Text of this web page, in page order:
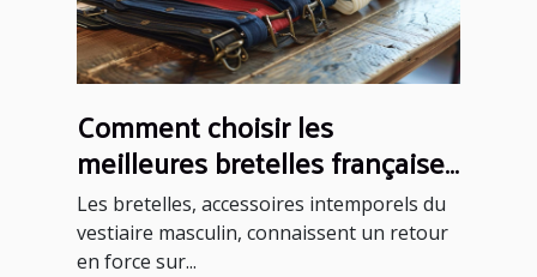
Comment choisir les
meilleures bretelles françaises
pour chaque occasion
Les bretelles, accessoires intemporels du
vestiaire masculin, connaissent un retour
en force sur...